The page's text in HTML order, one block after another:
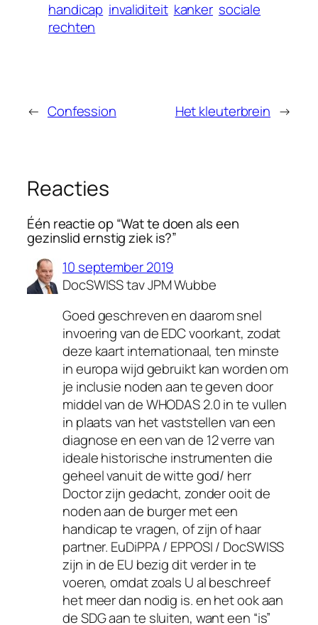
handicap invaliditeit kanker sociale
rechten
← Confession Het kleuterbrein →
Reacties
Één reactie op “Wat te doen als een
gezinslid ernstig ziek is?”
10 september 2019
DocSWISS tav JPM Wubbe
Goed geschreven en daarom snel
invoering van de EDC voorkant, zodat
deze kaart internationaal, ten minste
in europa wijd gebruikt kan worden om
je inclusie noden aan te geven door
middel van de WHODAS 2.0 in te vullen
in plaats van het vaststellen van een
diagnose en een van de 12 verre van
ideale historische instrumenten die
geheel vanuit de witte god/ herr
Doctor zijn gedacht, zonder ooit de
noden aan de burger met een
handicap te vragen, of zijn of haar
partner. EuDiPPA / EPPOSI / DocSWISS
zijn in de EU bezig dit verder in te
voeren, omdat zoals U al beschreef
het meer dan nodig is. en het ook aan
de SDG aan te sluiten, want een “is”